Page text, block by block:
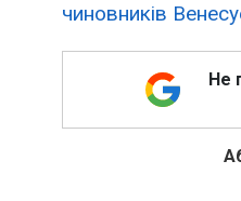
чиновників
Не